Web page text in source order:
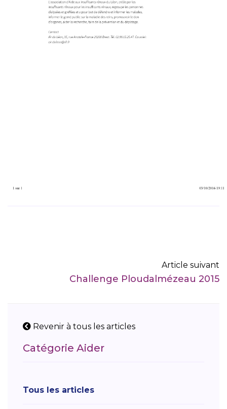
Article suivant
Challenge Ploudalmézeau 2015
Revenir à tous les articles
Catégorie Aider
Tous les articles